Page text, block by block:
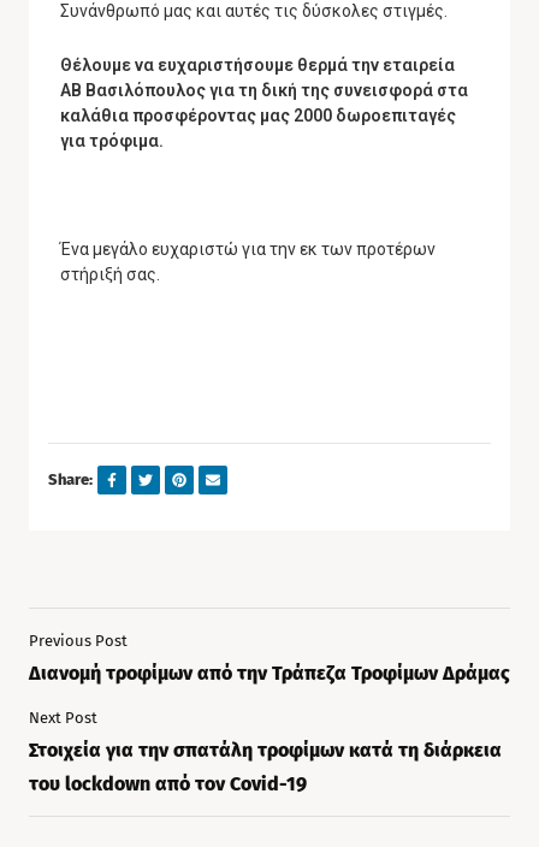
Συνάνθρωπό μας και αυτές τις δύσκολες στιγμές.
Θέλουμε να ευχαριστήσουμε θερμά την εταιρεία
ΑΒ Βασιλόπουλος για τη δική της συνεισφορά στα
καλάθια προσφέροντας μας 2000 δωροεπιταγές
για τρόφιμα.
Ένα μεγάλο ευχαριστώ για τηνεκ των προτέρων
στήριξή σας.
Share:
Previous Post
Διανομή τροφίμων από την Τράπεζα Τροφίμων Δράμας
Next Post
Στοιχεία για την σπατάλη τροφίμων κατά τη διάρκεια
του lockdown από τον Covid-19